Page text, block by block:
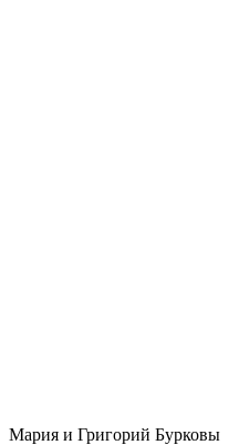
Мария и Григорий Бурковы